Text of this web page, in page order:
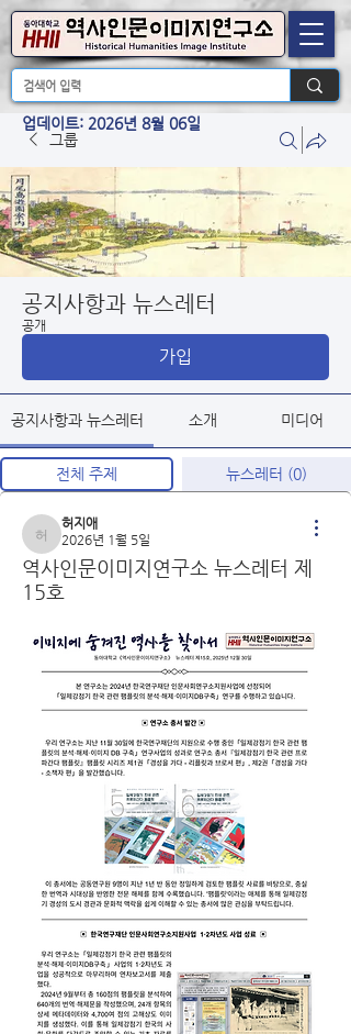
업데이트: 2026년 8월 06일
그룹
공지사항과 뉴스레터
공개
가입
공지사항과 뉴스레터 소개 미디어
전체 주제 뉴스레터 (0)
허지애
허지애
2026년 1월 5일
역사인문이미지연구소 뉴스레터 제
15호